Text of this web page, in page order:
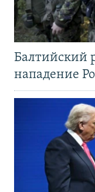
Балтийский
нападение